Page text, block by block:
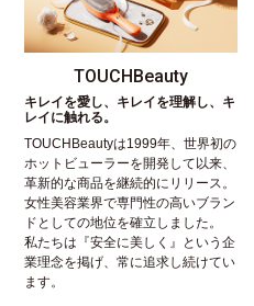
TOUCHBeauty
キレイを愛し、キレイを理解し、キ
レイに触れる。
TOUCHBeautyは1999年、世界初の
ホットビューラーを開発して以来、
革新的な商品を継続的にリリース。
女性美容業界で専門性の高いブラン
ドとしての地位を確立しました。
私たちは『安全に美しく』という企
業理念を掲げ、常に追求し続けてい
ます。